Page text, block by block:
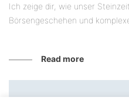
Ich zeige dir, wie unser
Börsengeschehen und
Read more